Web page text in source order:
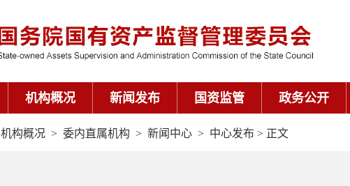
机构概况 新闻发布 国资监管 政务公开
机构概况 > 委内直属机构 > 新闻中心 > 中心发布 > 正文